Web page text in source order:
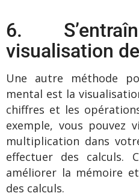
6.
visualisation
Une autre méthode
mental est la
chiffres et les
exemple, vous pouvez
multiplication dans
effectuer des calculs.
améliorer la mémoire
des calculs.